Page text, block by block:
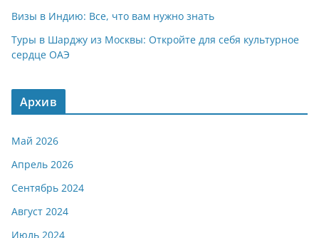
Визы в Индию: Все, что вам нужно знать
Туры в Шарджу из Москвы: Откройте для себя культурное
сердце ОАЭ
Архив
Май 2026
Апрель 2026
Сентябрь 2024
Август 2024
Июль 2024